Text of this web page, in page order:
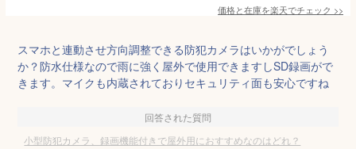
価格と在庫を楽天でチェック >>
スマホと連動させ方向調整できる防犯カメラはいかがでしょう
か？防水仕様なので雨に強く屋外で使用できますしSD録画がで
きます。マイクも内蔵されておりセキュリティ面も安心ですね
回答された質問
小型防犯カメラ、録画機能付きで屋外用におすすめなのはどれ？